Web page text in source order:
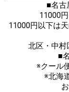
■名古
11000
11000円以下は
北区・中村
■
※クール
※北海